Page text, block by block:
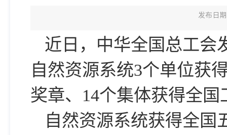
发布日
近日，中华全国总工会
自然资源系统3个单位获
奖章、14个集体获得全国
自然资源系统获得全国